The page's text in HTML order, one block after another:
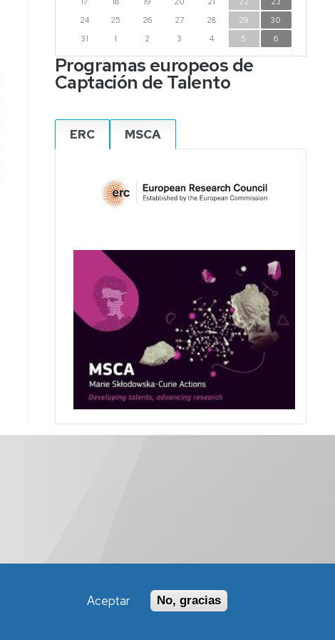
24
25 26 27 28 29
30
31
1 2 3 4 5 6
Programas europeos de
Captación de Talento
ERC MSCA
Aceptar No, gracias